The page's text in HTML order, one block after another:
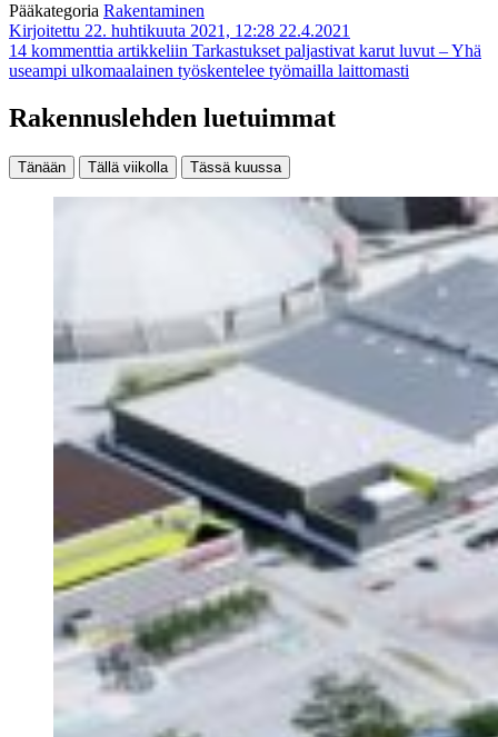
Pääkategoria Rakentaminen
Kirjoitettu 22. huhtikuuta 2021, 12:28 22.4.2021
14 kommenttia artikkeliin Tarkastukset paljastivat karut luvut – Yhä
useampi ulkomaalainen työskentelee työmailla laittomasti
Rakennuslehden luetuimmat
Tänään Tällä viikolla Tässä kuussa